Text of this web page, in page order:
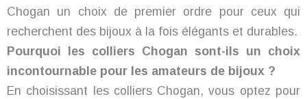
Chogan un choix de premier ordre pour ceux qui
recherchent des bijoux à la fois élégants et durables.
Pourquoi les colliers Chogan sont-ils un choix
incontournable pour les amateurs de bijoux ?
En choisissant les colliers Chogan, vous optez pour